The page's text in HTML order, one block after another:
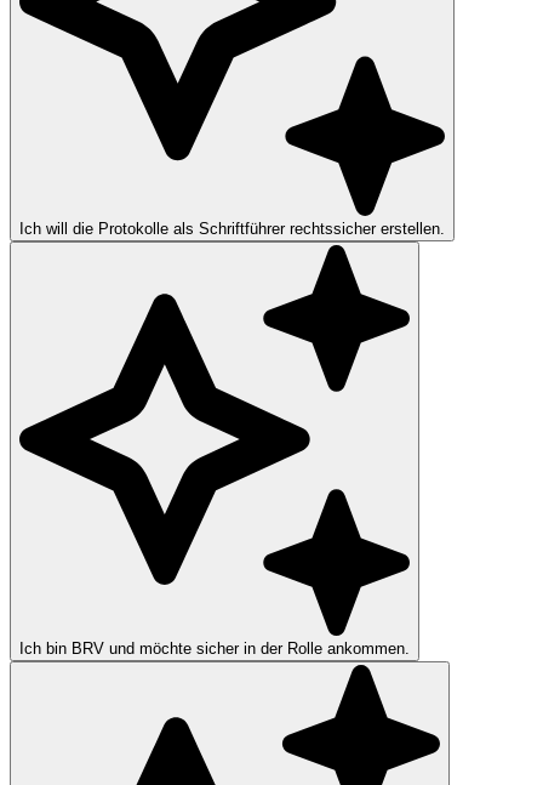
Ich will die Protokolle als Schriftführer rechtssicher erstellen.
Ich bin BRV und möchte sicher in der Rolle ankommen.